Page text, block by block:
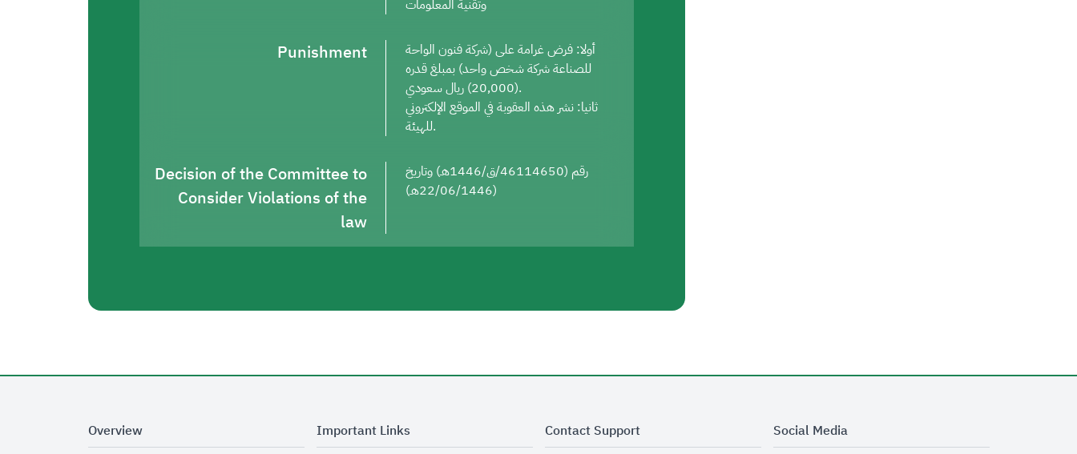
وتقنية المعلومات
Punishment
أولا: فرض غرامة على (شركة فنون الواحة
للصناعة شركة شخص واحد) بمبلغ قدره
(20,000) ريال سعودي.
ثانيا: نشر هذه العقوبة في الموقع الإلكتروني
للهيئة.
Decision of the Committee to
Consider Violations of the
law
رقم (46114650/ق/1446هـ) وتاريخ
(22/06/1446هـ)
Overview Important Links Contact Support Social Media